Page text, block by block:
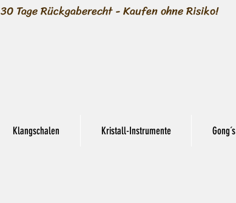
30 Tage Rückgaberecht - Kaufen ohne Risiko!
Klangschalen Kristall-Instrumente Gong´s